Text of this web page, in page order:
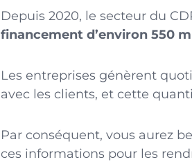
Depuis 2020, le secteur du
financement d’environ 550
Les entreprises génèrent
avec les clients, et cette
Par conséquent, vous aurez
ces informations pour les